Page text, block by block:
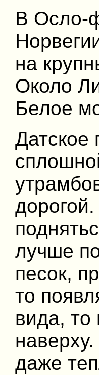
В Осло-
на
Около
Белое
Датское
лучше
песок,
то
вида, то
даже